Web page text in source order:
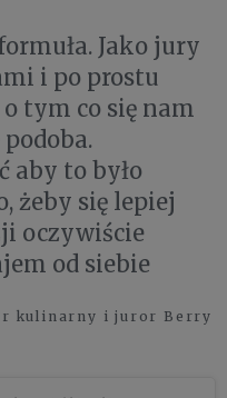
Jako jury
i po prostu
tym co się nam
aby to było
żeby się lepiej
oczywiście
od siebie
kulinarny i juror Berry